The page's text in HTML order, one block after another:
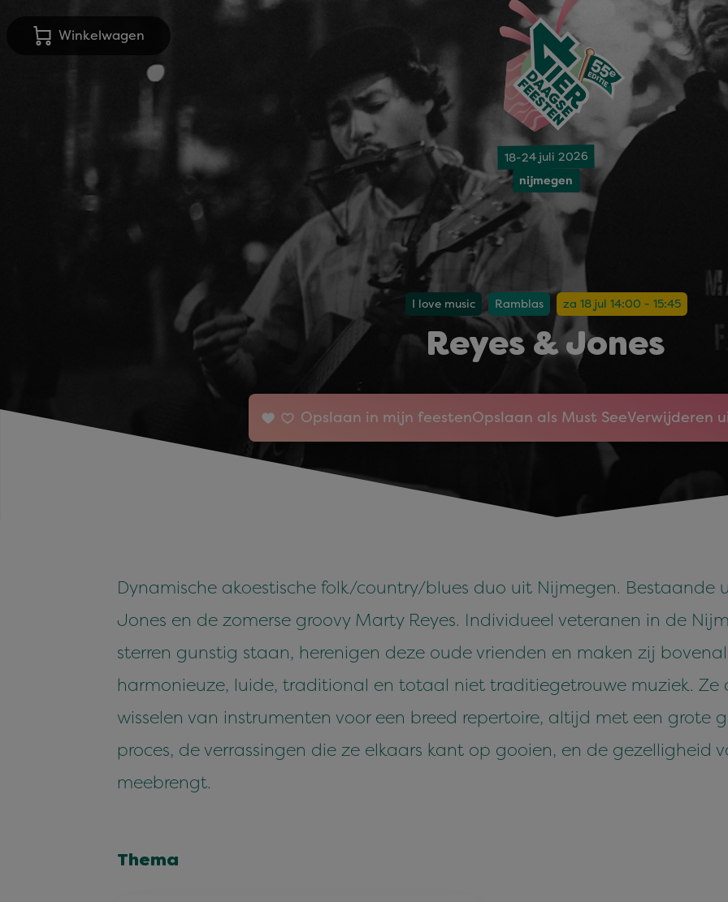
Winkelwagen
18-24 juli 2026
nijmegen
I love music Ramblas za 18 jul 14:00 - 15:45
Reyes & Jones
Opslaan in mijn feestenOpslaan als Must SeeVerwijderen
Dynamische akoestische folk/country/blues duo uit Nijmegen.
Jones en de zomerse groovy Marty Reyes. Individueel veteranen in de
sterren gunstig staan, herenigen deze oude vrienden en maken zij
harmonieuze, luide, traditional en totaal niet traditiegetrouwe muziek. Ze
wisselen van instrumenten voor een breed repertoire, altijd met een grote
proces, de verrassingen die ze elkaars kant op gooien, en de gezelligheid
meebrengt.
Thema